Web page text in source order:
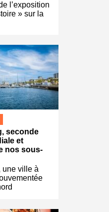
l’exposition
» sur la
seconde
et
nos sous-
une ville à